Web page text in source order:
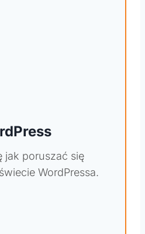
jak poruszać się
WordPressa.